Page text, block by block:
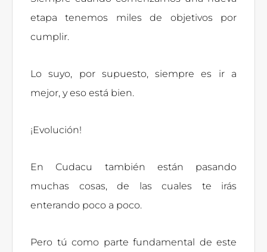
etapa tenemos miles de objetivos por
cumplir.
Lo suyo, por supuesto, siempre es ir a
mejor, y eso está bien.
¡Evolución!
En Cudacu también están pasando
muchas cosas, de las cuales te irás
enterando poco a poco.
Pero tú como parte fundamental de este